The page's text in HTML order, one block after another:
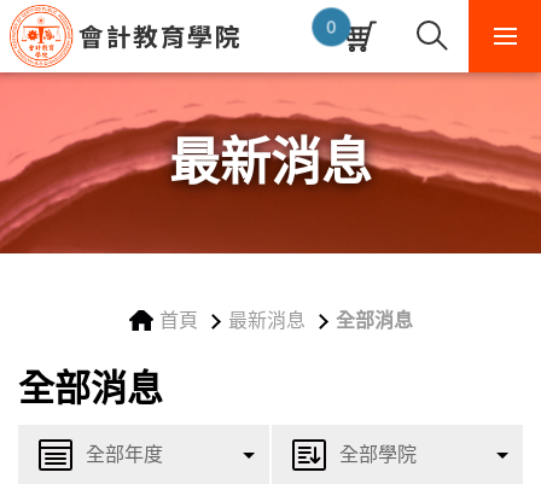
課
清
車
0
最新消息
首頁 最新消息 全部消息
全部消息